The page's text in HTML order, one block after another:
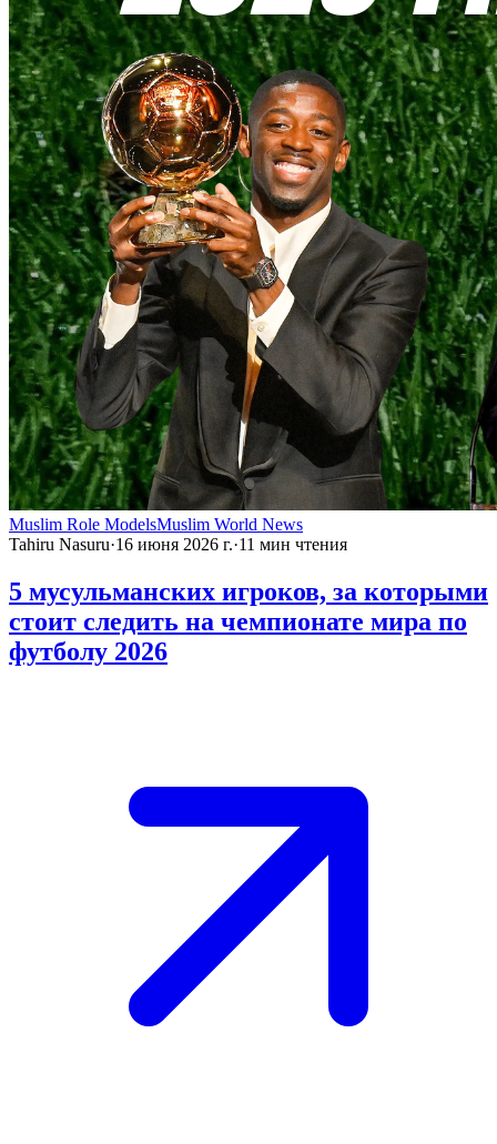
Muslim Role ModelsMuslim World News
Tahiru Nasuru·16 июня 2026 г.·11 мин чтения
5 мусульманских игроков, за которыми
стоит следить на чемпионате мира по
футболу 2026